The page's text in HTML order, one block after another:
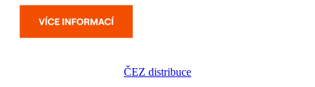
ČEZ distribuce